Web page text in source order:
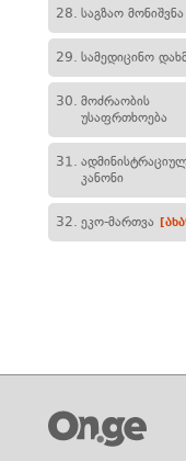
28. საგზაო მონიშვნა
29. სამედიცინო
30. მოძრაობის
უსაფრთხოება
31.
კანონი
32. ეკო-მართვა